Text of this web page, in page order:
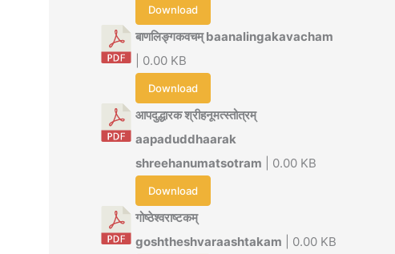
Download
बाणलिङ्गकवचम् baanalingakavacham
| 0.00 KB
Download
आपदुद्धारक श्रीहनूमत्स्तोत्रम्
aapaduddhaarak
shreehanumatsotram | 0.00 KB
Download
गोष्ठेश्वराष्टकम्
goshtheshvaraashtakam | 0.00 KB